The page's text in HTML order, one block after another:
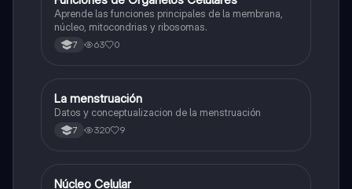
Aprende las funciones principales de la membrana,
núcleo, mitocondrias y ribosomas.
7 63 0
Biologia
La menstruación
Datos y conceptualizacion de la menstruación
7 320 9
Biologia
Núcleo Celular